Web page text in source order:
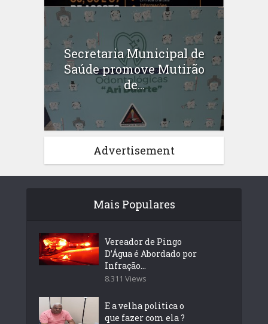
Secretaria Municipal de
Saúde promove Mutirão
de...
Advertisement
Mais Populares
Vereador de Pingo
D’Água é Abordado por
Infração...
8.311 Views
E a velha politica o
que fazer com ela ?